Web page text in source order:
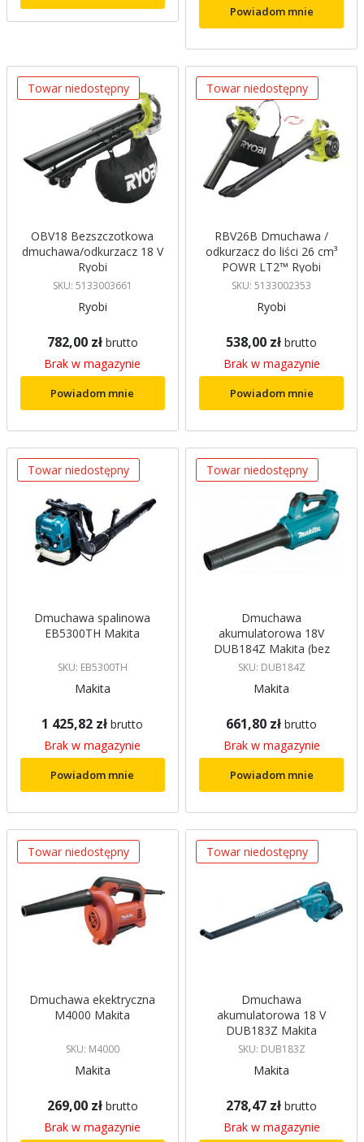
Powiadom mnie
Towar niedostępny
OBV18 Bezszczotkowa
dmuchawa/odkurzacz 18 V
Ryobi
SKU: 5133003661
Ryobi
782,00 zł brutto
Brak w magazynie
Powiadom mnie
Towar niedostępny
RBV26B Dmuchawa /
odkurzacz do liści 26 cm³
POWR LT2™ Ryobi
SKU: 5133002353
Ryobi
538,00 zł brutto
Brak w magazynie
Powiadom mnie
Towar niedostępny
Dmuchawa spalinowa
EB5300TH Makita
SKU: EB5300TH
Makita
1 425,82 zł brutto
Brak w magazynie
Powiadom mnie
Towar niedostępny
Dmuchawa
akumulatorowa 18V
DUB184Z Makita (bez
akumulatorów i ładowarki)
SKU: DUB184Z
Makita
661,80 zł brutto
Brak w magazynie
Powiadom mnie
Towar niedostępny
Dmuchawa ekektryczna
M4000 Makita
SKU: M4000
Makita
269,00 zł brutto
Brak w magazynie
Towar niedostępny
Dmuchawa
akumulatorowa 18 V
DUB183Z Makita
SKU: DUB183Z
Makita
278,47 zł brutto
Brak w magazynie